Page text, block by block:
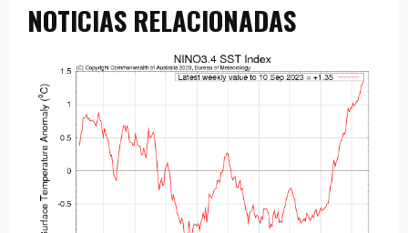
NOTICIAS RELACIONADAS